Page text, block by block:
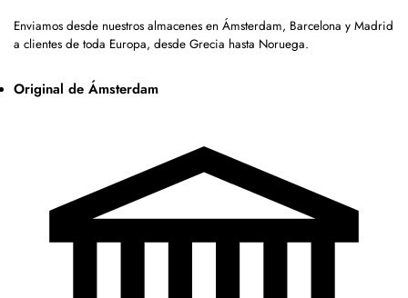
Enviamos desde nuestros almacenes en Ámsterdam, Barcelona y Madrid
a clientes de toda Europa, desde Grecia hasta Noruega.
Original de Ámsterdam